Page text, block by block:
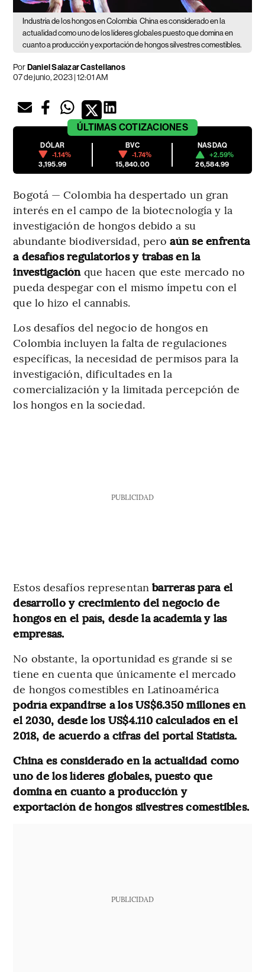
Industria de los hongos en Colombia China es considerado en la
actualidad como uno de los líderes globales puesto que domina en
cuanto a producción y exportación de hongos silvestres comestibles.
PorDaniel Salazar Castellanos
07 de junio, 2023 | 12:01 AM
ÚLTIMAS COTIZACIONES
DÓLAR
-1.14%
3,195.99
BVC
-1.74%
15,840.00
NASDAQ
+2.59%
26,584.99
Bogotá — Colombia ha despertado un gran
interés en el campo de la biotecnología y la
investigación de hongos debido a su
abundante biodiversidad, peroaún se enfrenta
a desafíos regulatorios y trabas en la
investigaciónque hacen que este mercado no
pueda despegar con el mismo ímpetu con el
que lo hizo el cannabis.
Los desafíos del negocio de hongos en
Colombia incluyen la falta de regulaciones
específicas, la necesidad de permisos para la
investigación, dificultades en la
comercialización y la limitada percepción de
los hongos en la sociedad.
PUBLICIDAD
Estos desafíos representan barreras para el
desarrollo y crecimiento del negocio de
hongos en el país, desde la academia y las
empresas.
No obstante, la oportunidad es grande si se
tiene en cuenta que únicamente el mercado
de hongos comestibles en Latinoamérica
podría expandirse a los US$6.350 millones en
el 2030, desde los US$4.110 calculados en el
2018, de acuerdo a cifras del portal Statista.
China es considerado en la actualidad como
uno de los líderes globales, puesto que
domina en cuanto a producción y
exportación de hongos silvestres comestibles.
PUBLICIDAD